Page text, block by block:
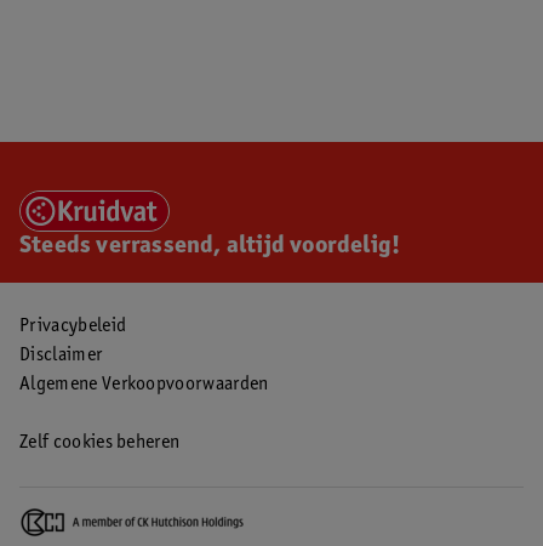
Steeds verrassend, altijd voordelig!
Privacybeleid
Disclaimer
Algemene Verkoopvoorwaarden
Zelf cookies beheren